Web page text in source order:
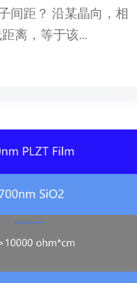
间距？ 沿某晶向，相
离，等于该…